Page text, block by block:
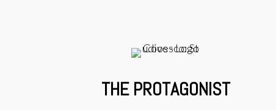
THE PROTAGONIST